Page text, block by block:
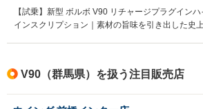
【試乗】新型 ボルボ V90 リチャージプラグイン
インスクリプション｜素材の旨味を引き出した史
V90（群馬県）を扱う注目販売店